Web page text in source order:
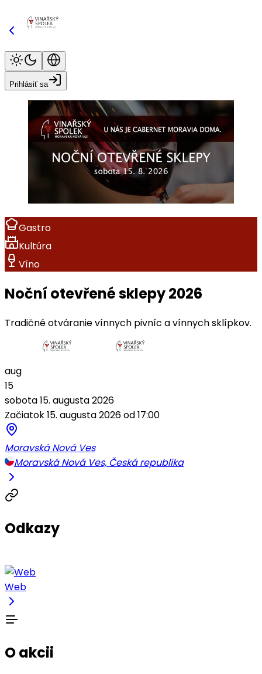
Prihlásiť sa
Gastro
Kultúra
Víno
Noční otevřené sklepy 2026
Tradičné otváranie vínnych pivníc a vínnych sklípkov.
aug
15
sobota 15. augusta 2026
Začiatok 15. augusta 2026 od 17:00
Moravská Nová Ves
Moravská Nová Ves, Česká republika
Odkazy
Web
O akcii